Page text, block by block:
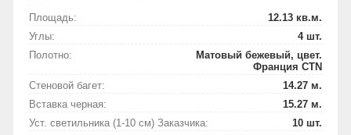
Площадь:
12.13 кв.м.
Углы:
4 шт.
Полотно:
Матовый бежевый, цвет.
Франция СTN
Стеновой багет:
14.27 м.
Вставка черная:
15.27 м.
Уст. светильника (1-10 см) Заказчика:
10 шт.